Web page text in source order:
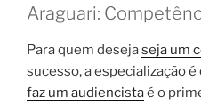
Araguari:
Para quem desejaseja um
sucesso, a especialização
faz um audiencistaé o